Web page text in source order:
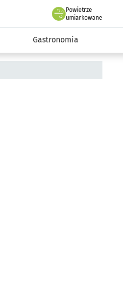
Powietrze
we Wrocławiu
umiarkowane
Gastronomia